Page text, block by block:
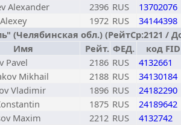
Alexander 2396 RUS
13702076
1972 RUS
34144398
(Челябинская обл.) (РейтСр:2121 /
Имя Рейт. ФЕД.
код
Pavel 2186 RUS
4132661
Mikhail 2188 RUS
34130184
Vladimir 1896 RUS
24182290
1875 RUS
24189642
Maxim 2212 RUS
4132742